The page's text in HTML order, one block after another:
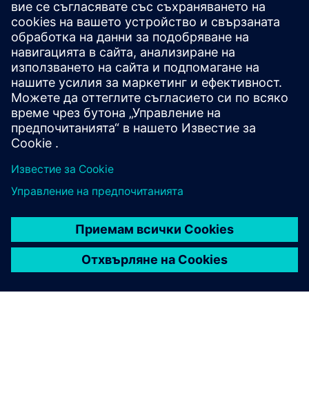
Трябва ли да инсталирам
нещо, за да използвам плана
Essentials?
Мога ли да превключвам
между месечно и годишно
фактуриране?
Мога ли да надстроя плана
си по-късно?
Каква е разликата между